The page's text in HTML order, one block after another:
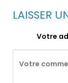
LAISSER
Votre